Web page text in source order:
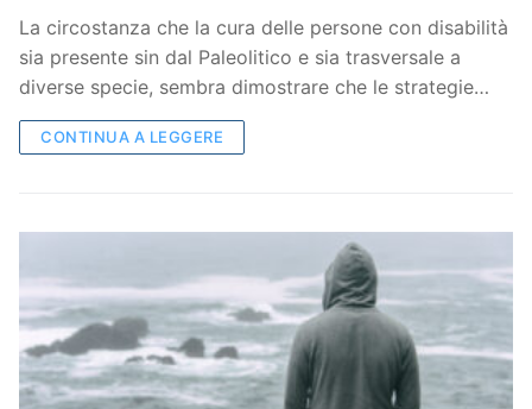
La circostanza che la cura delle persone con disabilità
sia presente sin dal Paleolitico e sia trasversale a
diverse specie, sembra dimostrare che le strategie…
CONTINUA A LEGGERE